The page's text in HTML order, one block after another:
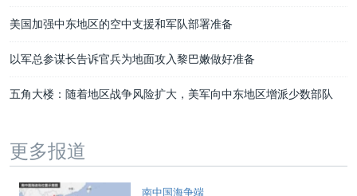
美国加强中东地区的空中支援和军队部署准备
以军总参谋长告诉官兵为地面攻入黎巴嫩做好准备
五角大楼：随着地区战争风险扩大，美军向中东地区增派少数部队
更多报道
南中国海争端